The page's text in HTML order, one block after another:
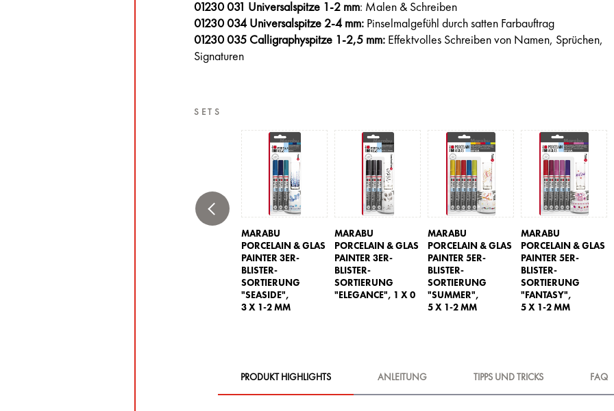
01230 031 Universalspitze 1-2 mm: Malen & Schreiben
01230 034 Universalspitze 2-4 mm: Pinselmalgefühl durch satten Farbauftrag
01230 035 Calligraphyspitze 1-2,5 mm: Effektvolles Schreiben von Namen, Sprüchen,
Signaturen
SETS
MARABU
PORCELAIN & GLAS
PAINTER 3ER-
BLISTER-
SORTIERUNG
"SEASIDE",
3 X 1-2 MM
MARABU
PORCELAIN & GLAS
PAINTER 3ER-
BLISTER-
SORTIERUNG
"ELEGANCE", 1 X 0
MARABU
PORCELAIN & GLAS
PAINTER 5ER-
BLISTER-
SORTIERUNG
"SUMMER",
5 X 1-2 MM
MARABU
PORCELAIN & GLAS
PAINTER 5ER-
BLISTER-
SORTIERUNG
"FANTASY",
5 X 1-2 MM
PRODUKT HIGHLIGHTS ANLEITUNG TIPPS UND TRICKS FAQ